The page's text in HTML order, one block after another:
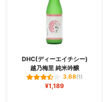
DHC(ディーエイチシー)
越乃梅里 純米吟醸
3.68(1)
¥1,189